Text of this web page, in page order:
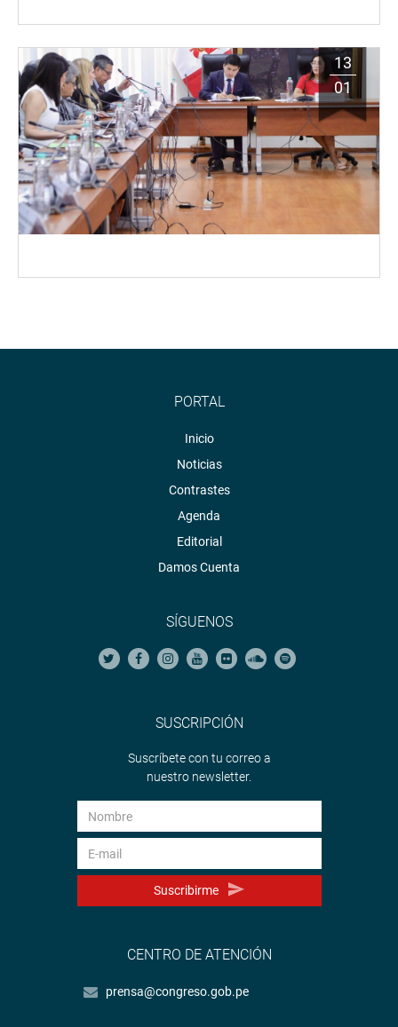
13
01
PORTAL
Inicio
Noticias
Contrastes
Agenda
Editorial
Damos Cuenta
SÍGUENOS
SUSCRIPCIÓN
Suscríbete con tu correo a
nuestro newsletter.
Suscribirme
CENTRO DE ATENCIÓN
prensa@congreso.gob.pe